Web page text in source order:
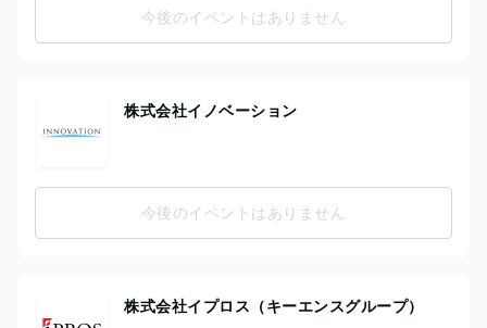
今後のイベントはありません
株式会社イノベーション
今後のイベントはありません
株式会社イプロス（キーエンスグループ）